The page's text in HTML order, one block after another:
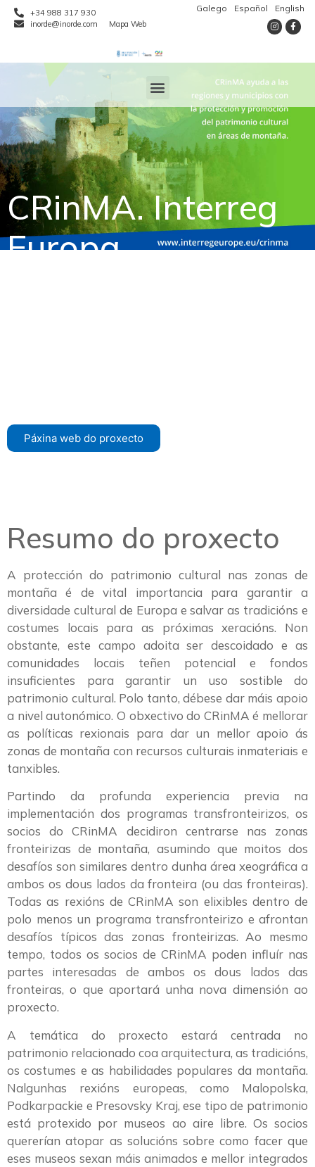
+34 988 317 930
inorde@inorde.com
Mapa Web
Galego Español English
CRinMA. Interreg
Europa
Páxina web do proxecto
Resumo do proxecto
A protección do patrimonio cultural nas zonas de
montaña é de vital importancia para garantir a
diversidade cultural de Europa e salvar as tradicións e
costumes locais para as próximas xeracións. Non
obstante, este campo adoita ser descoidado e as
comunidades locais teñen potencial e fondos
insuficientes para garantir un uso sostible do
patrimonio cultural. Polo tanto, débese dar máis apoio
a nivel autonómico. O obxectivo do CRinMA é mellorar
as políticas rexionais para dar un mellor apoio ás
zonas de montaña con recursos culturais inmateriais e
tanxibles.
Partindo da profunda experiencia previa na
implementación dos programas transfronteirizos, os
socios do CRinMA decidiron centrarse nas zonas
fronteirizas de montaña, asumindo que moitos dos
desafíos son similares dentro dunha área xeográfica a
ambos os dous lados da fronteira (ou das fronteiras).
Todas as rexións de CRinMA son elixibles dentro de
polo menos un programa transfronteirizo e afrontan
desafíos típicos das zonas fronteirizas. Ao mesmo
tempo, todos os socios de CRinMA poden influír nas
partes interesadas de ambos os dous lados das
fronteiras, o que aportará unha nova dimensión ao
proxecto.
A temática do proxecto estará centrada no
patrimonio relacionado coa arquitectura, as tradicións,
os costumes e as habilidades populares da montaña.
Nalgunhas rexións europeas, como Malopolska,
Podkarpackie e Presovsky Kraj, ese tipo de patrimonio
está protexido por museos ao aire libre. Os socios
quererían atopar as solucións sobre como facer que
eses museos sexan máis animados e mellor integrados